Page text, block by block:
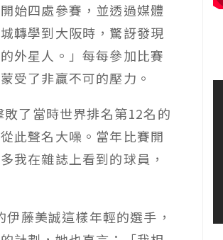
始四處參賽，並透過媒體
轉學到大阪時，驚訝發現
外星人。」每每參加比賽
受了非贏不可的壓力。
了當時世界排名第12名的
此聲名大噪。當年比賽開
我在雜誌上看到的球員，
藤美誠這樣年輕的選手，